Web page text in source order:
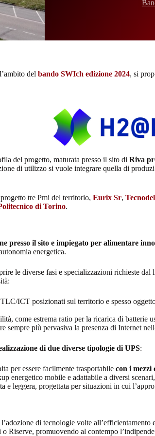
del bando SWIch edizione 2024, si
del progetto, maturata presso il sito di Riva
di utilizzo si vuole integrare quella di
tre Pmi del territorio, Eurix Sr,
di Torino.
presso il sito e impiegato per alimentare
energetica.
le diverse fasi e specializzazioni richieste
ICT posizionati sul territorio e spesso
come estrema ratio per la ricarica di
sempre più pervasiva la presenza di Internet
di due diverse tipologie di UPS:
per essere facilmente trasportabile con i
energetico mobile e adattabile a diversi
e leggera, progettata per situazioni in cui
di tecnologie volte
Riserve, promuovendo al contempo